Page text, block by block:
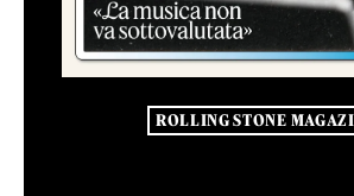
ROLLING STONE